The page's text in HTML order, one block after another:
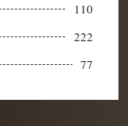
110
222
77